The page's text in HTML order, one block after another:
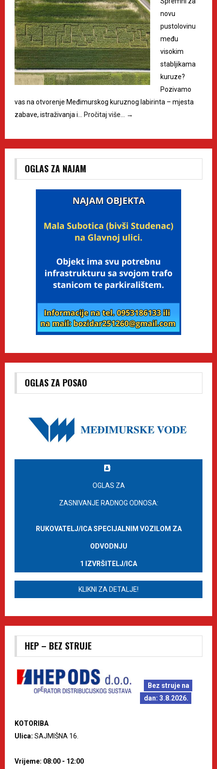
novu
pustolovinu
među
visokim
stabljikama
kuruze?
Pozivamo
vas na otvorenje Međimurskog kuruznog labirinta – mjesta
zabave, istraživanja i…
Pročitaj više… →
OGLAS ZA NAJAM
OGLAS ZA POSAO
OGLAS ZA
ZASNIVANJE RADNOG ODNOSA:
RUKOVATELJ/ICA SPECIJALNIM VOZILOM ZA
ODVODNJU
1 IZVRŠITELJ/ICA
KLIKNI ZA DETALJE!
HEP – BEZ STRUJE
Bez struje na
dan: 3.8.2026.
KOTORIBA
Ulica: SAJMIŠNA 16.
Vrijeme: 08:00 - 12:00